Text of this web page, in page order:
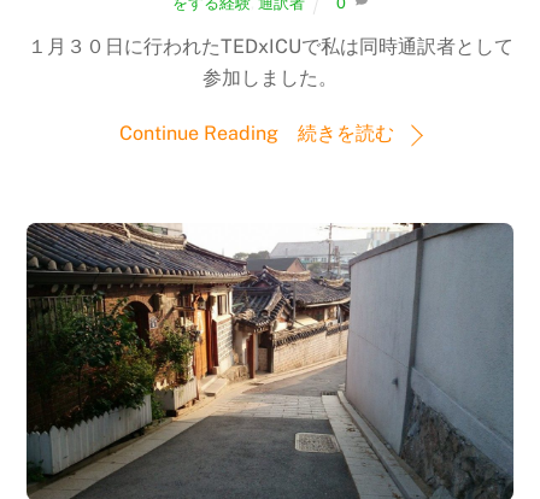
１月３０日に行われたTEDxICUで私は同時通訳者として
参加しました。
Continue Reading 続きを読む